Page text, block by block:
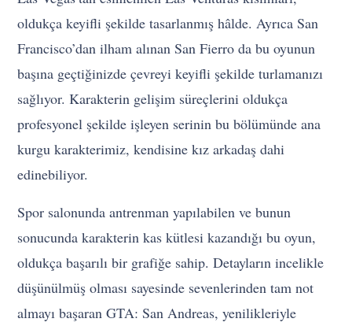
oldukça keyifli şekilde tasarlanmış hâlde. Ayrıca San
Francisco’dan ilham alınan San Fierro da bu oyunun
başına geçtiğinizde çevreyi keyifli şekilde turlamanızı
sağlıyor. Karakterin gelişim süreçlerini oldukça
profesyonel şekilde işleyen serinin bu bölümünde ana
kurgu karakterimiz, kendisine kız arkadaş dahi
edinebiliyor.
Spor salonunda antrenman yapılabilen ve bunun
sonucunda karakterin kas kütlesi kazandığı bu oyun,
oldukça başarılı bir grafiğe sahip. Detayların incelikle
düşünülmüş olması sayesinde sevenlerinden tam not
almayı başaran GTA: San Andreas, yenilikleriyle